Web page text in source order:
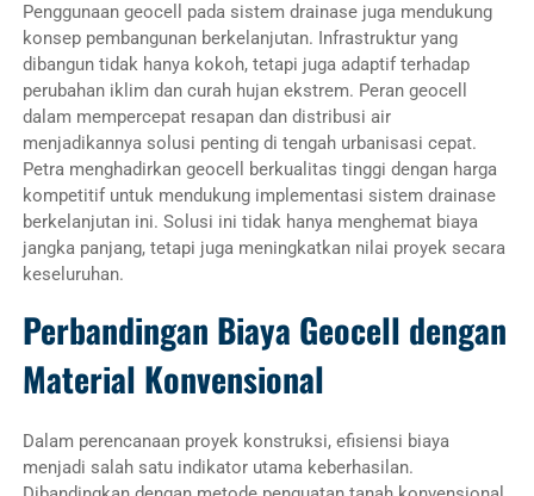
Penggunaan geocell pada sistem drainase juga mendukung
konsep pembangunan berkelanjutan. Infrastruktur yang
dibangun tidak hanya kokoh, tetapi juga adaptif terhadap
perubahan iklim dan curah hujan ekstrem. Peran geocell
dalam mempercepat resapan dan distribusi air
menjadikannya solusi penting di tengah urbanisasi cepat.
Petra menghadirkan geocell berkualitas tinggi dengan harga
kompetitif untuk mendukung implementasi sistem drainase
berkelanjutan ini. Solusi ini tidak hanya menghemat biaya
jangka panjang, tetapi juga meningkatkan nilai proyek secara
keseluruhan.
Perbandingan Biaya Geocell dengan
Material Konvensional
Dalam perencanaan proyek konstruksi, efisiensi biaya
menjadi salah satu indikator utama keberhasilan.